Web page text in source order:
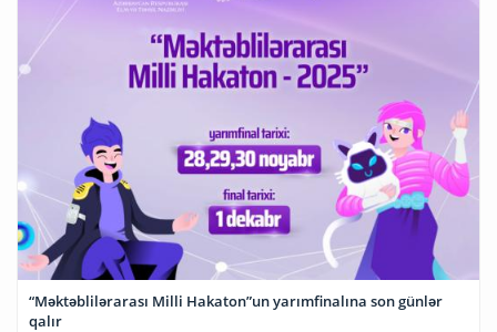
“Məktəblilərarası Milli Hakaton”un yarımfinalına son günlər
qalır